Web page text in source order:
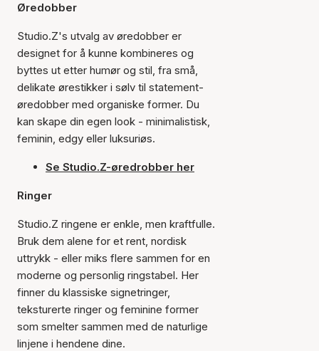
Øredobber
Studio.Z's utvalg av øredobber er
designet for å kunne kombineres og
byttes ut etter humør og stil, fra små,
delikate ørestikker i sølv til statement-
øredobber med organiske former. Du
kan skape din egen look - minimalistisk,
feminin, edgy eller luksuriøs.
Se Studio.Z-øredrobber her
Ringer
Studio.Z ringene er enkle, men kraftfulle.
Bruk dem alene for et rent, nordisk
uttrykk - eller miks flere sammen for en
moderne og personlig ringstabel. Her
finner du klassiske signetringer,
teksturerte ringer og feminine former
som smelter sammen med de naturlige
linjene i hendene dine.